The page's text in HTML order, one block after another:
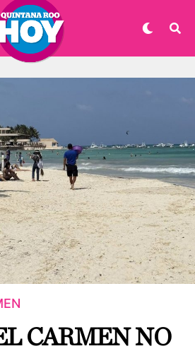
CARMEN NO